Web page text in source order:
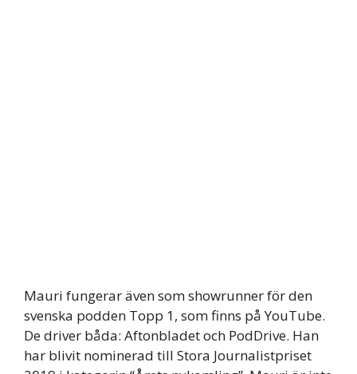
Mauri fungerar även som showrunner för den
svenska podden Topp 1, som finns på YouTube.
De driver båda: Aftonbladet och PodDrive. Han
har blivit nominerad till Stora Journalistpriset